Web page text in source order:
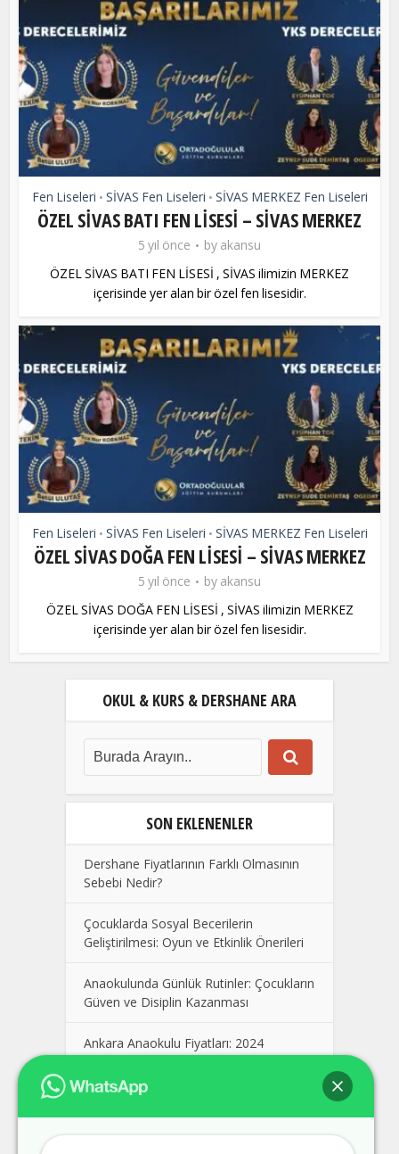
Fen Liseleri • SİVAS Fen Liseleri • SİVAS MERKEZ Fen Liseleri
ÖZEL SİVAS BATI FEN LİSESİ – SİVAS MERKEZ
5 yıl önce by akansu
ÖZEL SİVAS BATI FEN LİSESİ , SİVAS ilimizin MERKEZ
içerisinde yer alan bir özel fen lisesidir.
Fen Liseleri • SİVAS Fen Liseleri • SİVAS MERKEZ Fen Liseleri
ÖZEL SİVAS DOĞA FEN LİSESİ – SİVAS MERKEZ
5 yıl önce by akansu
ÖZEL SİVAS DOĞA FEN LİSESİ , SİVAS ilimizin MERKEZ
içerisinde yer alan bir özel fen lisesidir.
OKUL & KURS & DERSHANE ARA
SON EKLENENLER
Dershane Fiyatlarının Farklı Olmasının
Sebebi Nedir?
Çocuklarda Sosyal Becerilerin
Geliştirilmesi: Oyun ve Etkinlik Önerileri
Anaokulunda Günlük Rutinler: Çocukların
Güven ve Disiplin Kazanması
Ankara Anaokulu Fiyatları: 2024
Kolej Seçimi Yaparken Dikkat Edilmesi